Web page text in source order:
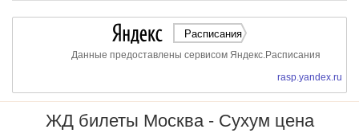
Расписания
Данные предоставлены сервисом Яндекс.Расписания
rasp.yandex.ru
ЖД билеты Москва - Сухум цена